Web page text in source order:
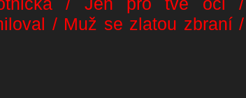
/ Muž se zlatou zbraní /